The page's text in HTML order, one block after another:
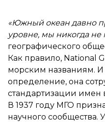
«Южный океан давно
уровне, мы никогда не
географического
Как правило, National
морским названиям. И
определение, она
стандартизации
В 1937 году МГО
научного